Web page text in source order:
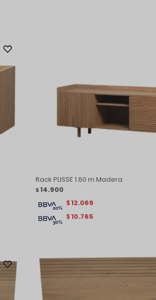
Rack PLISSE 1.60 m Madera
$ 14.900
$ 10.765
$ 12.069